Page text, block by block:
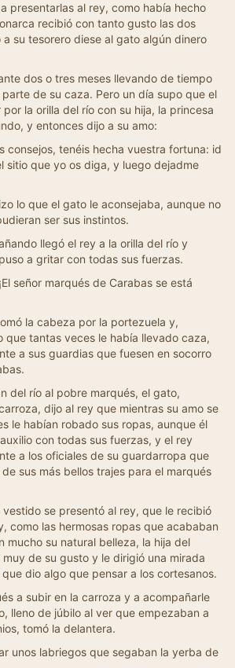
presentarlas al rey, como había hecho
recibió con tanto gusto las dos
su tesorero diese al gato algún dinero
dos o tres meses llevando de tiempo
de su caza. Pero un día supo que el
la orilla del río con su hija, la princesa
y entonces dijo a su amo:
consejos, tenéis hecha vuestra fortuna: id
sitio que yo os diga, y luego dejadme
lo que el gato le aconsejaba, aunque no
ser sus instintos.
llegó el rey a la orilla del río y
a gritar con todas sus fuerzas.
señor marqués de Carabas se está
la cabeza por la portezuela y,
que tantas veces le había llevado caza,
a sus guardias que fuesen en socorro
del río al pobre marqués, el gato,
dijo al rey que mientras su amo se
le habían robado sus ropas, aunque él
con todas sus fuerzas, y el rey
a los oficiales de su guardarropa que
sus más bellos trajes para el marqués
se presentó al rey, que le recibió
como las hermosas ropas que acababan
mucho su natural belleza, la hija del
de su gusto y le dirigió una mirada
dio algo que pensar a los cortesanos.
a subir en la carroza y a acompañarle
lleno de júbilo al ver que empezaban a
tomó la delantera.
unos labriegos que segaban la yerba de